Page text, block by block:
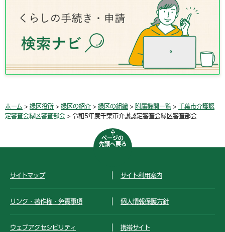
ホーム > 緑区役所 > 緑区の紹介 > 緑区の組織 > 附属機関一覧 > 千葉市介護認
定審査会緑区審査部会 > 令和5年度千葉市介護認定審査会緑区審査部会
ページの
先頭へ戻る
サイトマップ サイト利用案内
リンク・著作権・免責事項 個人情報保護方針
ウェブアクセシビリティ 携帯サイト